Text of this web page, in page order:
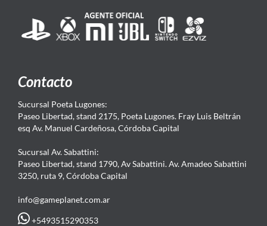
Contacto
Sucursal Poeta Lugones:
Paseo Libertad, stand 2175, Poeta Lugones. Fray Luis Beltrán
esq Av. Manuel Cardeñosa, Córdoba Capital
Sucursal Av. Sabattini:
Paseo Libertad, stand 1790, Av Sabattini. Av. Amadeo Sabattini
3250, ruta 9, Córdoba Capital
info@gameplanet.com.ar
+5493515290353